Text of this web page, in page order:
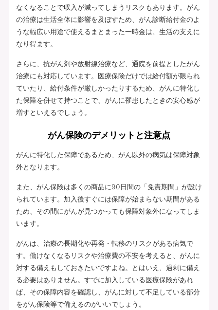
なくなることで収入が減ってしまうリスクもあります。がん
の治療は生活全体に影響を及ぼすため、がん診断給付金のよ
うな幅広い用途で使えるまとまった一時金は、生活の支えに
なり得ます。
さらに、抗がん剤や放射線治療など、通院を前提としたがん
治療にも対応しています。医療保険だけでは給付額が限られ
ていたり、給付条件が厳しかったりするため、がんに特化し
た保障を併せて持つことで、がんに罹患したときの安心感が
増すといえるでしょう。
がん保険のデメリットと注意点
がんに特化した保障であるため、がん以外の病気は保障対象
外となります。
また、がん保険は多くの商品に90日間の「免責期間」が設け
られています。加入後すぐには保障が始まらない期間がある
ため、その間にがんが見つかっても保障対象外になってしま
います。
がんは、治療の長期化や再発・転移のリスクがある病気で
す。働けなくなるリスクや治療費の不安を考えると、がんに
対する備えもしておきたいですよね。とはいえ、過剰に備え
る必要はありません。すでに加入している医療保険があれ
ば、その保障内容を確認し、がんに対して不足している部分
をがん保険等で備えるのがいいでしょう。